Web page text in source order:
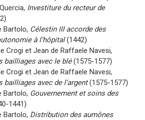
Investiture du recteur de
Bartolo, Célestin III accorde des
à l’hôpital(1442)
Crogi et Jean de Raffaele Navesi,
bailliages avec le blé(1575-1577)
Crogi et Jean de Raffaele Navesi,
bailliages avec de l’argent(1575-1577)
Bartolo, Gouvernement et soins des
1441)
Bartolo, Distribution des aumônes